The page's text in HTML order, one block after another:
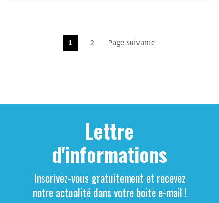
1 2 Page suivante
Lettre
d'informations
Inscrivez-vous gratuitement et recevez
notre actualité dans votre boite e-mail !